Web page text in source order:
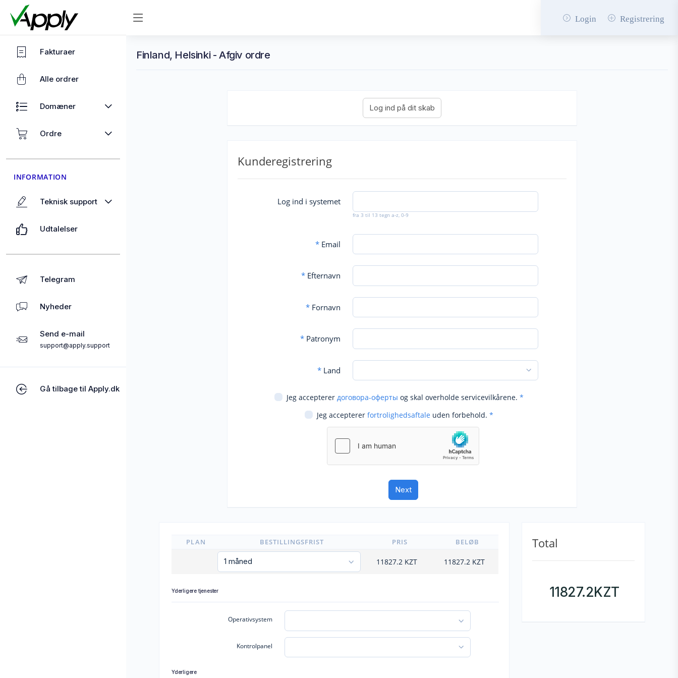
Login Registrering
Fakturaer
Alle ordrer
Domæner
Ordre
INFORMATION
Teknisk support
Udtalelser
Telegram
Nyheder
Send e-mail
support@apply.support
Gå tilbage til Apply.dk
Finland, Helsinki - Afgiv ordre
Kunderegistrering
Log ind i systemet
fra 3 til 13 tegn a-z, 0-9
*Email
*Efternavn
*Fornavn
*Patronym
*Land
Jeg accepterer договора-оферты og skal overholde servicevilkårene. *
Jeg accepterer fortrolighedsaftale uden forbehold. *
PLAN BESTILLINGSFRIST PRIS BELØB
11827.2 KZT 11827.2 KZT
Yderligere tjenester
Operativsystem
Kontrolpanel
Yderligere
Total
11827.2KZT